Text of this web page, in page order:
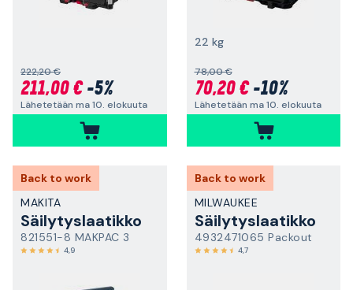
222,20 €
211,00 €-5%
Lähetetään ma 10. elokuuta
22 kg
78,00 €
70,20 €-10%
Lähetetään ma 10. elokuuta
Back to work
MAKITA
Säilytyslaatikko
821551-8 MAKPAC 3
4,9
Back to work
MILWAUKEE
Säilytyslaatikko
4932471065 Packout
4,7